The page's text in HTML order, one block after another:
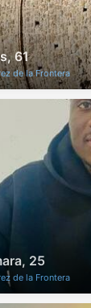
61
de la Frontera
25
de la Frontera